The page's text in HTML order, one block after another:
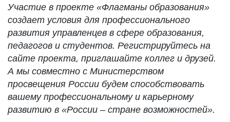
Участие в проекте «Флагманы образования»
создает условия для профессионального
развития управленцев в сфере образования,
педагогов и студентов. Регистрируйтесь на
сайте проекта, приглашайте коллег и друзей.
А мы совместно с Министерством
просвещения России будем способствовать
вашему профессиональному и карьерному
развитию в «России – стране возможностей».